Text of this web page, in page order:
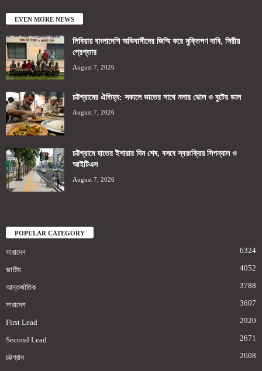
EVEN MORE NEWS
লিবিয়ায় বাংলাদেশি অভিবাসীদের জিম্মি করে মুক্তিপণ দাবি, সিরীয়
গ্রেপ্তার
August 7, 2026
চট্টগ্রামের ঐতিহ্য: সকালে ভাতের সাথে নলার ঝোল ও বুটের ডাল
August 7, 2026
চট্টগ্রামে হাতের ইশারার দিন শেষ, বসবে স্বয়ংক্রিয় সিগন্যাল ও
আইটিএস
August 7, 2026
POPULAR CATEGORY
সারাদেশ 6324
জাতীয় 4052
আন্তর্জাতিক 3788
সারাদেশ 3607
First Lead 2920
Second Lead 2671
চট্টগ্রাম 2608